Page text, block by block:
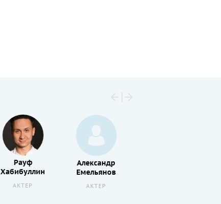
Рауф
Хабибуллин
АКТЕР
Александр
Емельянов
АКТЕР